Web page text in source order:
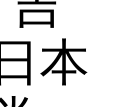
本